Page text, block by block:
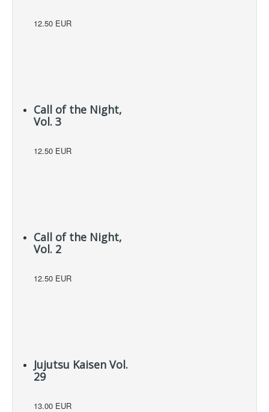
12.50 EUR
Call of the Night,
Vol. 3
12.50 EUR
Call of the Night,
Vol. 2
12.50 EUR
Jujutsu Kaisen Vol.
29
13.00 EUR